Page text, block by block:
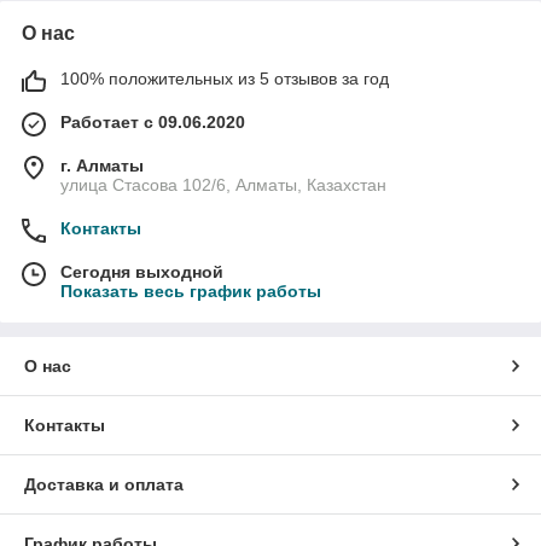
О нас
100% положительных из 5 отзывов за год
Работает с 09.06.2020
г. Алматы
улица Стасова 102/6, Алматы, Казахстан
Контакты
Сегодня выходной
Показать весь график работы
О нас
Контакты
Доставка и оплата